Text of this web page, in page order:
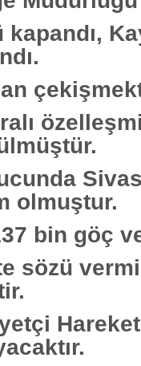
olmuştur.
bin göç
sözü